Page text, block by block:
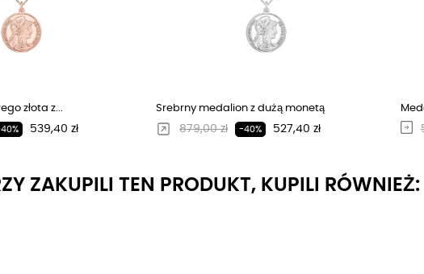
złota z...
Cena
539,40 zł
Srebrny medalion z dużą monetą
Regularna cena
879,00 zł -40% Cena
527,40 zł
ZAKUPILI TEN PRODUKT, KUPILI RÓWNIEŻ: